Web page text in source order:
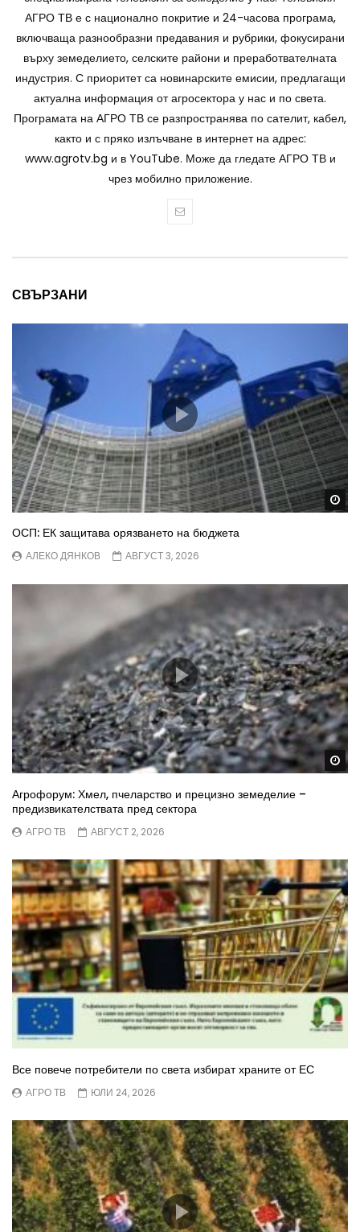
АГРО ТВ е с национално покритие и 24-часова програма,
включваща разнообразни предавания и рубрики, фокусирани
върху земеделието, селските райони и преработвателната
индустрия. С приоритет са новинарските емисии, предлагащи
актуална информация от агросектора у нас и по света.
Програмата на АГРО ТВ се разпространява по сателит, кабел,
както и с пряко излъчване в интернет на адрес:
www.agrotv.bg и в YouTube. Може да гледате АГРО ТВ и
чрез мобилно приложение.
СВЪРЗАНИ
ОСП: ЕК защитава орязването на бюджета
АЛЕКО ДЯНКОВ АВГУСТ 3, 2026
Агрофорум: Хмел, пчеларство и прецизно земеделие –
предизвикателствата пред сектора
АГРО ТВ АВГУСТ 2, 2026
Все повече потребители по света избират храните от ЕС
АГРО ТВ ЮЛИ 24, 2026